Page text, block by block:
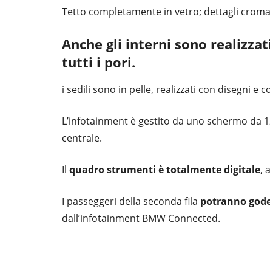
Tetto completamente in vetro; dettagli
Anche gli interni sono
tutti i pori.
i sedili sono in pelle, realizzati con disegni e
L’infotainment è gestito da uno schermo da
centrale.
Il quadro strumenti è totalmente digitale,
I passeggeri della seconda fila potranno
dall’infotainment BMW Connected.